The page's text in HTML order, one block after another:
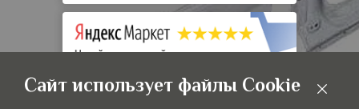
Сайт использует файлы Cookie